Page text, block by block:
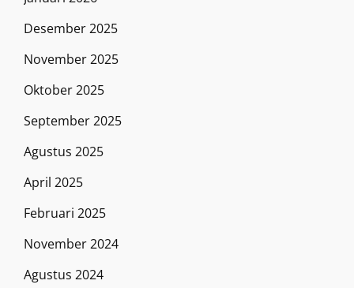
Desember 2025
November 2025
Oktober 2025
September 2025
Agustus 2025
April 2025
Februari 2025
November 2024
Agustus 2024